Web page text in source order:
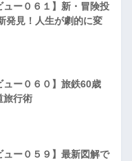
ュー０６１】新・冒険投
発見！人生が劇的に変
ュー０６０】旅鉄60歳
行術
ュー０５９】最新図解で